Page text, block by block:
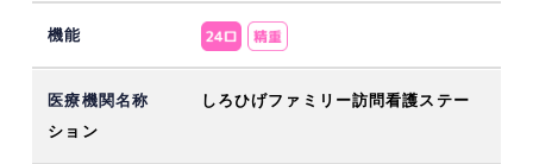
しろひげファミリー訪問看護ステー
ション